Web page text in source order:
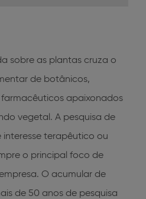
sobre as plantas cruza o
de botânicos,
apaixonados
vegetal. A pesquisa de
interesse terapêutico ou
o principal foco de
O acumular de
de 50 anos de pesquisa